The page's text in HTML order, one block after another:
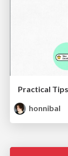
honnibal